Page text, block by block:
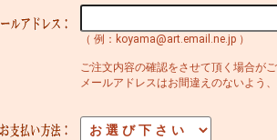
（ 例：koyama@art.email.ne.jp ）
ご注文内容の確認をさせて頂く場合がご
メールアドレスはお間違えのないよう